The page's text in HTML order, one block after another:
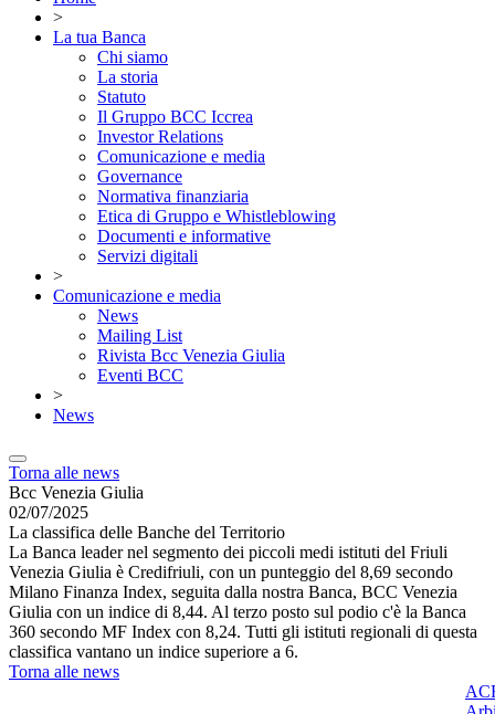
>
La tua Banca
Chi siamo
La storia
Statuto
Il Gruppo BCC Iccrea
Investor Relations
Comunicazione e media
Governance
Normativa finanziaria
Etica di Gruppo e Whistleblowing
Documenti e informative
Servizi digitali
>
Comunicazione e media
News
Mailing List
Rivista Bcc Venezia Giulia
Eventi BCC
>
News
Torna alle news
Bcc Venezia Giulia
02/07/2025
La classifica delle Banche del Territorio
La Banca leader nel segmento dei piccoli medi istituti del Friuli
Venezia Giulia è Credifriuli, con un punteggio del 8,69 secondo
Milano Finanza Index, seguita dalla nostra Banca, BCC Venezia
Giulia con un indice di 8,44. Al terzo posto sul podio c'è la Banca
360 secondo MF Index con 8,24. Tutti gli istituti regionali di questa
classifica vantano un indice superiore a 6.
Torna alle news